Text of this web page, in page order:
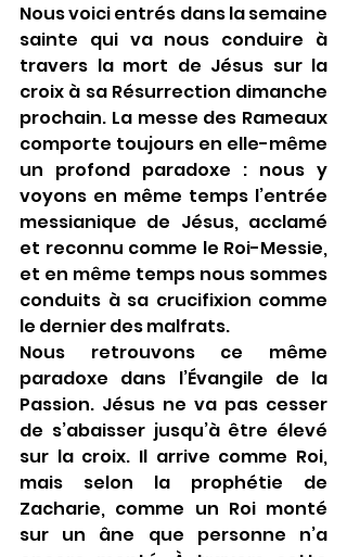
Nous voici entrés dans la semaine
sainte qui va nous conduire à
travers la mort de Jésus sur la
croix à sa Résurrection dimanche
prochain. La messe des Rameaux
comporte toujours en elle-même
un profond paradoxe : nous y
voyons en même temps l’entrée
messianique de Jésus, acclamé
et reconnu comme le Roi-Messie,
et en même temps nous sommes
conduits à sa crucifixion comme
le dernier des malfrats.
Nous retrouvons ce même
paradoxe dans l’Évangile de la
Passion. Jésus ne va pas cesser
de s’abaisser jusqu’à être élevé
sur la croix. Il arrive comme Roi,
mais selon la prophétie de
Zacharie, comme un Roi monté
sur un âne que personne n’a